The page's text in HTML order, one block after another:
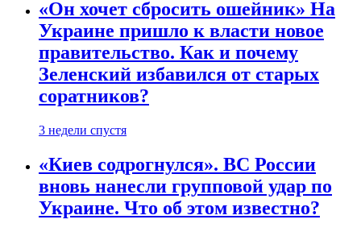
«Он хочет сбросить ошейник» На
Украине пришло к власти новое
правительство. Как и почему
Зеленский избавился от старых
соратников?
3 недели спустя
«Киев содрогнулся». ВС России
вновь нанесли групповой удар по
Украине. Что об этом известно?